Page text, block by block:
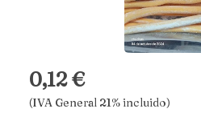
0,12 €
(IVA General 21% incluido)